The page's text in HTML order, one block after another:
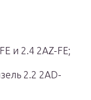
и 2.4 2AZ-FE;
2.2 2AD-